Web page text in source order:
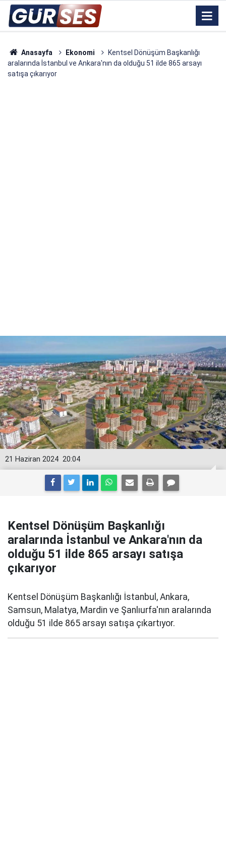
Anasayfa Ekonomi
Kentsel Dönüşüm Başkanlığı
aralarında İstanbul ve Ankara'nın da olduğu 51 ilde 865 arsayı
satışa çıkarıyor
20:04
21 Haziran 2024
Kentsel Dönüşüm Başkanlığı
aralarında İstanbul ve Ankara'nın da
olduğu 51 ilde 865 arsayı satışa
çıkarıyor
Kentsel Dönüşüm Başkanlığı İstanbul, Ankara,
Samsun, Malatya, Mardin ve Şanlıurfa'nın aralarında
olduğu 51 ilde 865 arsayı satışa çıkartıyor.